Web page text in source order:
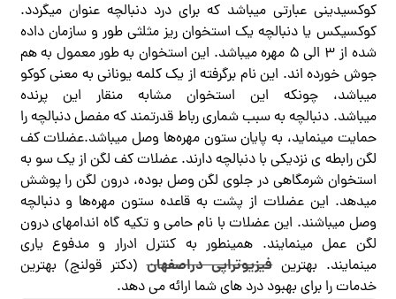
کوکسیدینی عبارتی میباشد که برای درد دنبالچه عنوان میگردد.
کوکسیکس یا دنبالچه یک استخوان ریز مثلثی طور و سازمان داده
شده از ۳ الی ۵ مهره میباشد. این استخوان به طور معمول به هم
جوش خورده ‌اند. این نام برگرفته از یک کلمه یونانی به معنی کوکو
میباشد، چونکه این استخوان مشابه منقار این پرنده
میباشد. دنبالچه به سبب شماری رباط قدرتمند که مفصل دنبالچه را
حمایت مینماید، به پایان ستون مهره‌ها وصل میباشد.عضلات کف
لگن رابطه ی نزدیکی با دنبالچه دارند. عضلات کف لگن از یک سو به
استخوان شرمگاهی در جلوی لگن وصل بوده، درون لگن را پوشش
میدهد. این عضلات از پشت به قاعده ستون مهره‌ها و دنبالچه
وصل میباشند. این عضلات با نام حامی و تکیه ‌گاه اندامهای درون
لگن عمل مینمایند. همینطور به کنترل ادرار و مدفوع یاری
مینمایند. بهترینفیزیوتراپی دراصفهان(دکتر قولنج) بهترین
خدمات را برای بهبود درد های شما ارائه می دهد.